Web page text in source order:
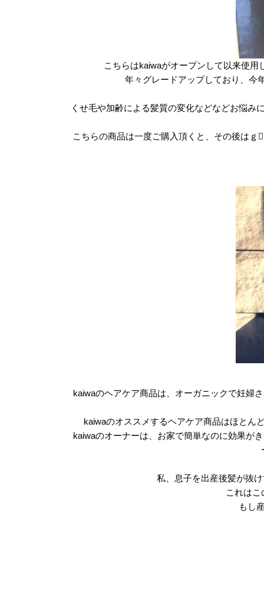
こちらはkaiwaがオープンして以来使
年々グレードアップしており、今
くせ毛や加齢による髪質の変化などなどお悩み
こちらの商品は一度ご購入頂くと、その後は
kaiwaのヘアケア商品は、オーガニックで妊婦
kaiwaのオススメするヘアケア商品はほとん
kaiwaのオーナーは、お家で簡単なのに効果が
私、息子を出産後髪が抜
これは
もし